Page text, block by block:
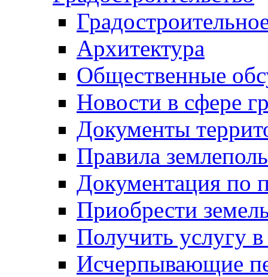
Архитектура
Общественные
Новости в сфере
Документы
Правила
Документация по
Приобрести
Получить услугу в
Исчерпывающие